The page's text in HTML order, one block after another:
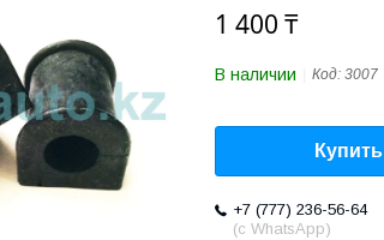
1 400 ₸
В наличии Код: 3007
Купить
+7 (777) 236-56-64
(с WhatsApp)